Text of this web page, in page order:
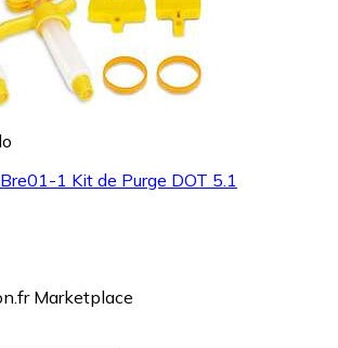
1 Kit de Purge DOT 5.1
Marketplace